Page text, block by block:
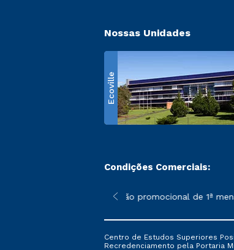
Nossas Unidades
Ecoville
Condições Comerciais:
sofrer alterações nos períodos de
*A condição promocional de 1ª
Centro de Estudos Superiores
Recredenciamento pela Portaria